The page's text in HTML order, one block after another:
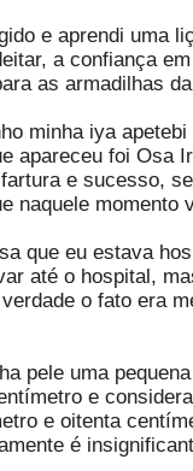
e aprendi uma
a confiança
as armadilhas
minha iya
apareceu foi Osa
e sucesso,
naquele momento
que eu estava
até o hospital,
o fato era
pele uma
e
e oitenta
é